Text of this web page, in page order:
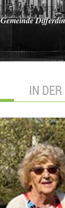
Gemeinde
IN